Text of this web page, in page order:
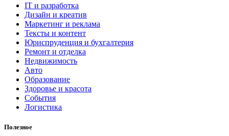
IT и разработка
Дизайн и креатив
Маркетинг и реклама
Тексты и контент
Юриспруденция и бухгалтерия
Ремонт и отделка
Недвижимость
Авто
Образование
Здоровье и красота
События
Логистика
Полезное